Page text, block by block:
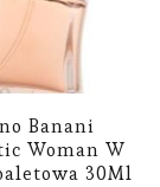
Banani
Woman W
30Ml